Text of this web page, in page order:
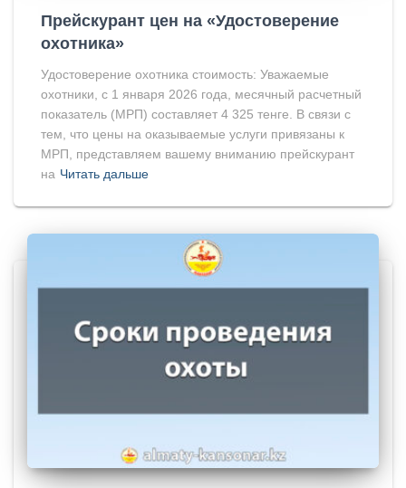
Прейскурант цен на «Удостоверение
охотника»
Удостоверение охотника стоимость: Уважаемые
охотники, с 1 января 2026 года, месячный расчетный
показатель (МРП) составляет 4 325 тенге. В связи с
тем, что цены на оказываемые услуги привязаны к
МРП, представляем вашему вниманию прейскурант
на Читать дальше